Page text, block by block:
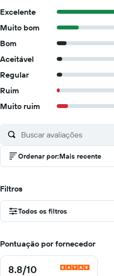
Excelente
Muito bom
Bom
Aceitável
Regular
Ruim
Muito ruim
Ordenar por:Mais recente
Filtros
Todos os filtros
Pontuação por fornecedor
8.8/10
8.8